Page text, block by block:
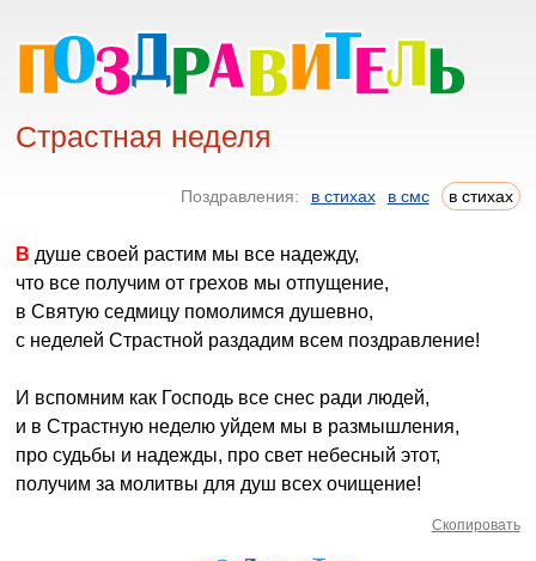
Страстная неделя
Поздравления: в стихах в смс в стихах
В душе своей растим мы все надежду,
что все получим от грехов мы отпущение,
в Святую седмицу помолимся душевно,
с неделей Страстной раздадим всем поздравление!
И вспомним как Господь все снес ради людей,
и в Страстную неделю уйдем мы в размышления,
про судьбы и надежды, про свет небесный этот,
получим за молитвы для душ всех очищение!
Скопировать